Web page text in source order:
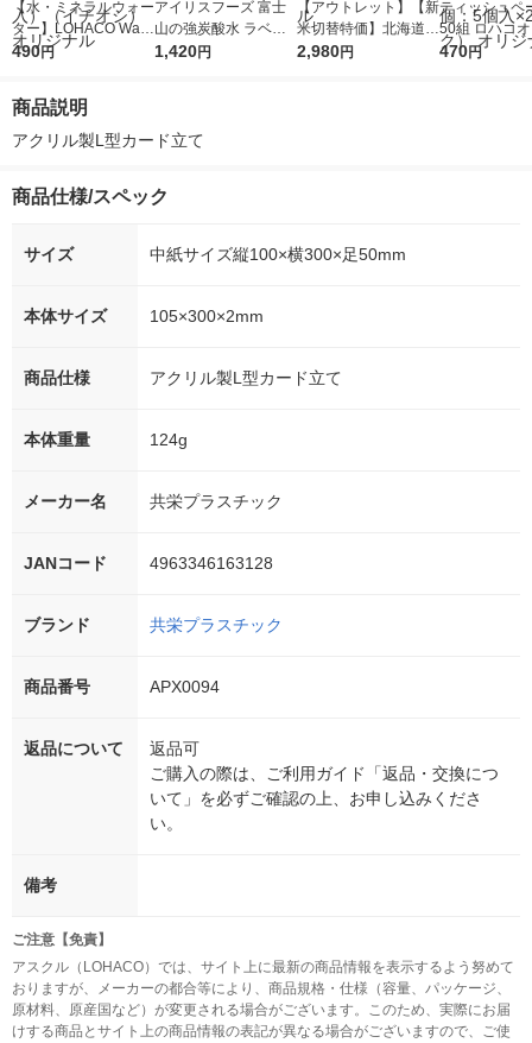
【水・ミネラルウォー
ター】LOHACO Wate
r（ロハコウォータ
シ） オリジナル
490円
アイリスフーズ 富士
山の強炭酸水 ラベル
レス 500ml 1箱（24
1,420円
【アウトレット】【新
米切替特価】北海道産
ななつぼし 無洗米 5k
2,980円
ティッシュペ
50組 ロハコ
ルソフトパッ
470円
商品説明
アクリル製L型カード立て
商品仕様/スペック
サイズ 中紙サイズ縦100×横300×足50mm
本体サイズ 105×300×2mm
商品仕様 アクリル製L型カード立て
本体重量 124g
メーカー名 共栄プラスチック
JANコード 4963346163128
ブランド 共栄プラスチック
商品番号 APX0094
返品について
返品可
ご購入の際は、ご利用ガイド「返品・交換につ
いて」を必ずご確認の上、お申し込みくださ
い。
備考
ご注意【免責】
アスクル（LOHACO）では、サイト上に最新の商品情報を表示するよう努めて
おりますが、メーカーの都合等により、商品規格・仕様（容量、パッケージ、
原材料、原産国など）が変更される場合がございます。このため、実際にお届
けする商品とサイト上の商品情報の表記が異なる場合がございますので、ご使